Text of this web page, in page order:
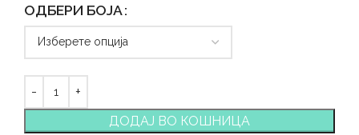
ОДБЕРИ БОЈА
ДОДАЈ ВО КОШНИЦА